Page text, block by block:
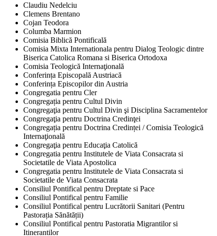
Claudiu Nedelciu
Clemens Brentano
Cojan Teodora
Columba Marmion
Comisia Biblică Pontificală
Comisia Mixta Internationala pentru Dialog Teologic dintre
Biserica Catolica Romana si Biserica Ortodoxa
Comisia Teologică Internaţională
Conferința Episcopală Austriacă
Conferința Episcopilor din Austria
Congregatia pentru Cler
Congregația pentru Cultul Divin
Congregaţia pentru Cultul Divin şi Disciplina Sacramentelor
Congregaţia pentru Doctrina Credinţei
Congregația pentru Doctrina Credinței / Comisia Teologică
Internaţională
Congregaţia pentru Educaţia Catolică
Congregatia pentru Institutele de Viata Consacrata si
Societatile de Viata Apostolica
Congregatia pentru Institutele de Viata Consacrata si
Societatile de Viata Consacrata
Consiliul Pontifical pentru Dreptate si Pace
Consiliul Pontifical pentru Familie
Consiliul Pontifical pentru Lucrătorii Sanitari (Pentru
Pastorația Sănătății)
Consiliul Pontifical pentru Pastoratia Migrantilor si
Itinerantilor